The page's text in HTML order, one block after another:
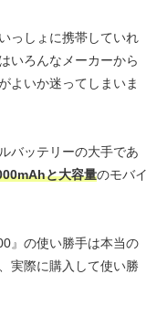
っしょに携帯していれ
いろんなメーカーから
よいか迷ってしまいま
バッテリーの大手であ
と大容量のモバイ
』の使い勝手は本当の
実際に購入して使い勝